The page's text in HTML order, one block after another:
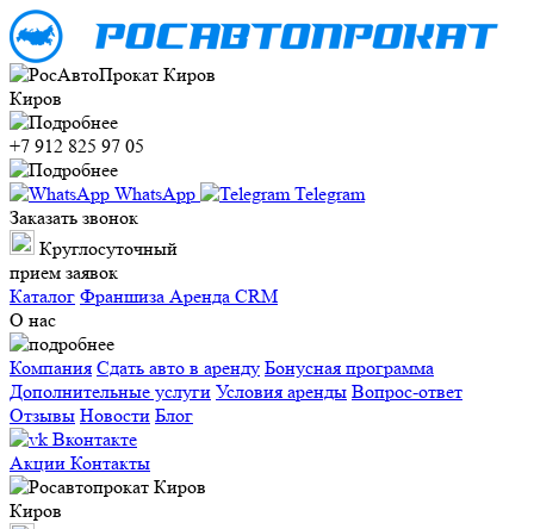
Киров
+7 912 825 97 05
WhatsApp
Telegram
Заказать звонок
Круглосуточный
прием заявок
Каталог Франшиза Аренда CRM
О нас
Компания Сдать авто в аренду Бонусная программа
Дополнительные услуги Условия аренды Вопрос-ответ
Отзывы Новости Блог
Вконтакте
Акции Контакты
Киров